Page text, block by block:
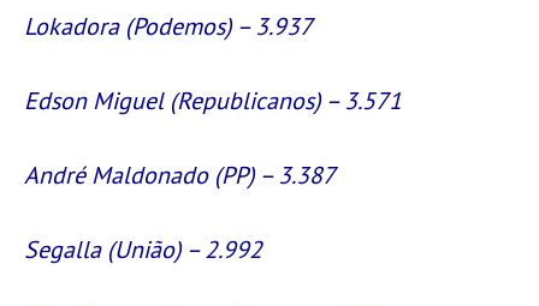
Lokadora (Podemos) – 3.937
Edson Miguel (Republicanos) – 3.571
André Maldonado (PP) – 3.387
Segalla (União) – 2.992